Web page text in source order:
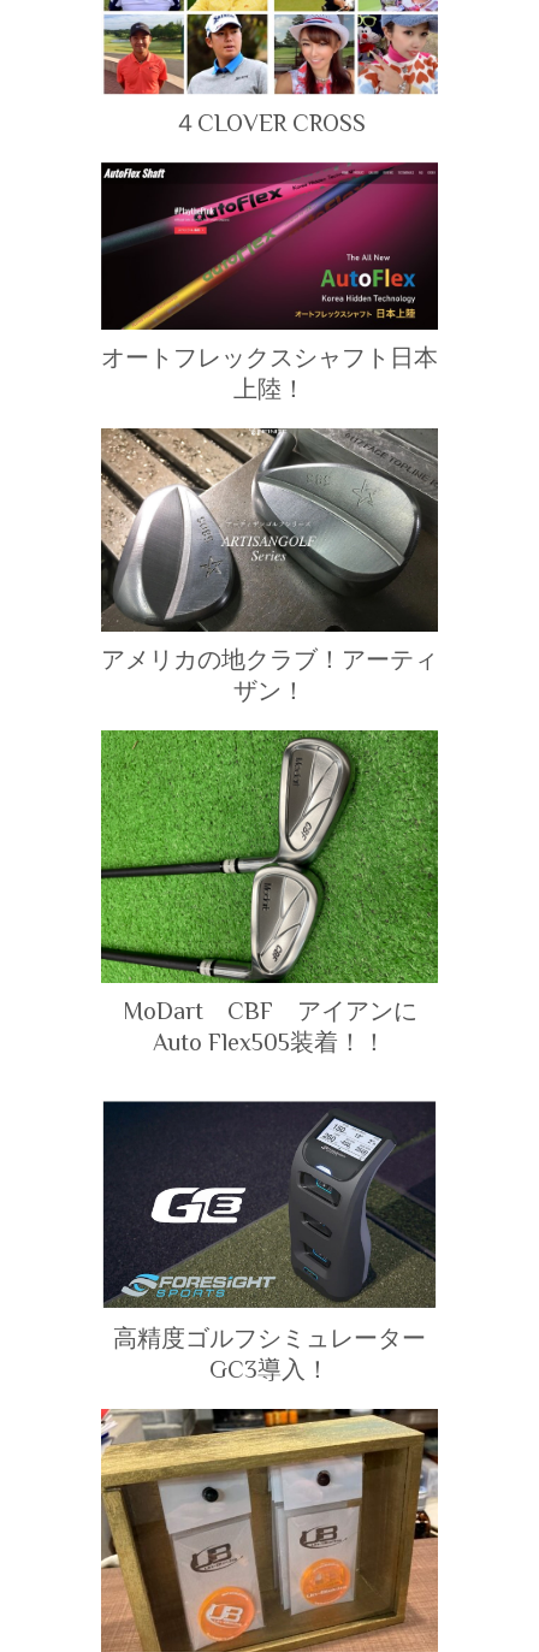
４CLOVER CROSS
オートフレックスシャフト日本
上陸！
アメリカの地クラブ！アーティ
ザン！
MoDart CBF アイアンに
Auto Flex505装着！！
高精度ゴルフシミュレーター
GC3導入！